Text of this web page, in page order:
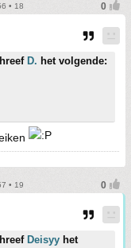
• 18
D. het volgende:
• 19
Deisyy het